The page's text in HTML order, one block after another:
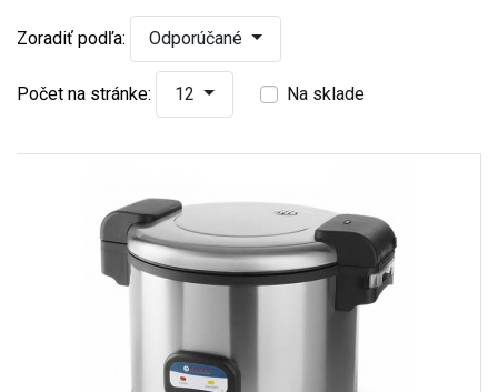
Zoradiť podľa: Odporúčané
Počet na stránke: 12 Na sklade